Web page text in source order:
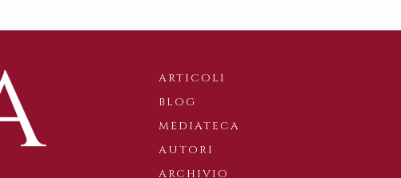
ARTICOLI
BLOG
MEDIATECA
AUTORI
ARCHIVIO